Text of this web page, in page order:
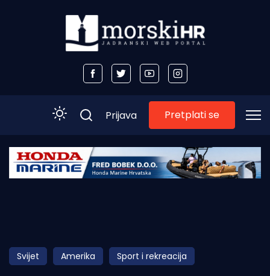
Početna
Obala
Otoci
Prijava Pretplati se
Svijet Amerika Sport i rekreacija